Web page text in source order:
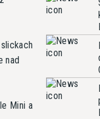
nad
Mini a